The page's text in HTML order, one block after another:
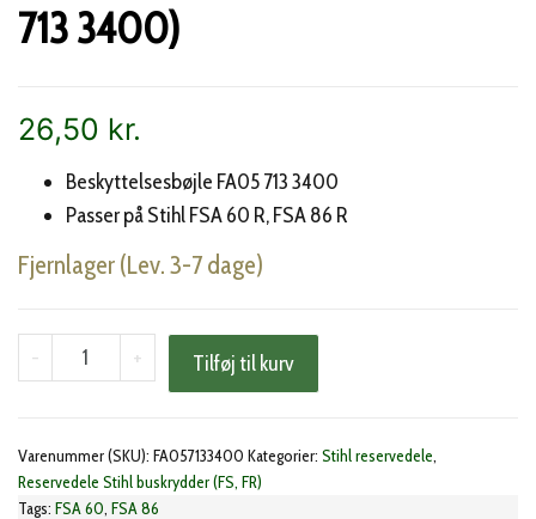
713 3400)
26,50 kr.
Beskyttelsesbøjle FA05 713 3400
Passer på Stihl FSA 60 R, FSA 86 R
Fjernlager (Lev. 3-7 dage)
-
Stihl
beskyttelsesbøjle
713
3400)
+ Tilføj til kurv
Varenummer (SKU): FA057133400 Kategorier: Stihl reservedele,
Reservedele Stihl buskrydder (FS, FR)
Tags: FSA 60, FSA 86